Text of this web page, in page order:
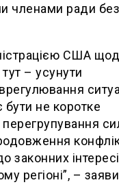
членами ради
США
– усунути
не коротке
законних
регіоні”, –